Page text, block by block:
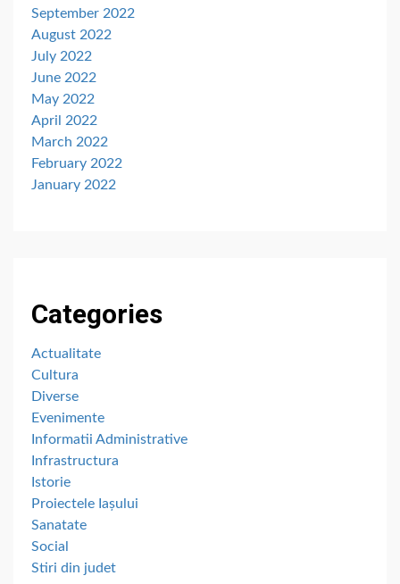
September 2022
August 2022
July 2022
June 2022
May 2022
April 2022
March 2022
February 2022
January 2022
Categories
Actualitate
Cultura
Diverse
Evenimente
Informatii Administrative
Infrastructura
Istorie
Proiectele Iașului
Sanatate
Social
Stiri din judet